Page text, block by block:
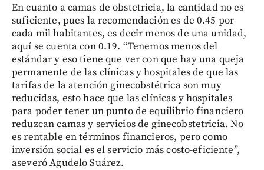
En cuanto a camas de obstetricia, la cantidad no es
suficiente, pues la recomendación es de 0.45 por
cada mil habitantes, es decir menos de una unidad,
aquí se cuenta con 0.19. “Tenemos menos del
estándar y eso tiene que ver con que hay una queja
permanente de las clínicas y hospitales de que las
tarifas de la atención ginecobstétrica son muy
reducidas, esto hace que las clínicas y hospitales
para poder tener un punto de equilibrio financiero
reduzcan camas y servicios de ginecobstetricia. No
es rentable en términos financieros, pero como
inversión social es el servicio más costo-eficiente”,
aseveró Agudelo Suárez.